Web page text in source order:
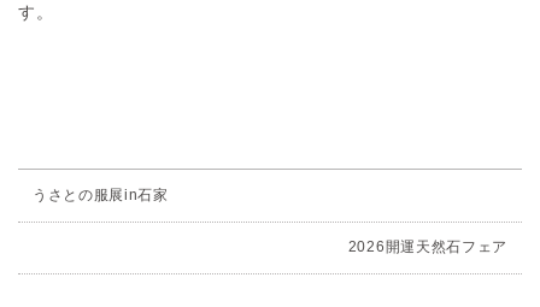
す。
うさとの服展in石家
2026開運天然石フェア